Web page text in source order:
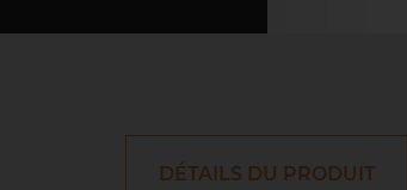
DÉTAILS DU PRODUIT